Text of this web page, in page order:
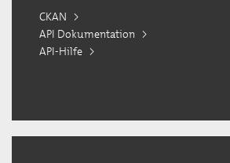
CKAN
API Dokumentation
API-Hilfe